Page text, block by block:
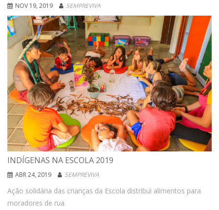
NOV 19, 2019 SEMPREVIVA
INDÍGENAS NA ESCOLA 2019
ABR 24, 2019 SEMPREVIVA
Ação solidária das crianças da Escola distribui alimentos para
moradores de rua